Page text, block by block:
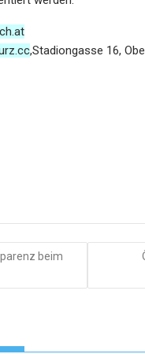
,Stadiongasse 16,
beim